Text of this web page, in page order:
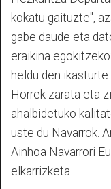
kokatu gaituzte",
gabe daude eta
eraikina
heldu den
Horrek zarata eta
ahalbidetuko
uste du Navarrok.
Ainhoa Navarrori
elkarrizketa.